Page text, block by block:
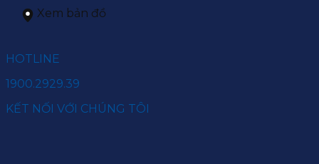
Xem bản đồ
HOTLINE
1900.2929.39
KẾT NỐI VỚI CHÚNG TÔI